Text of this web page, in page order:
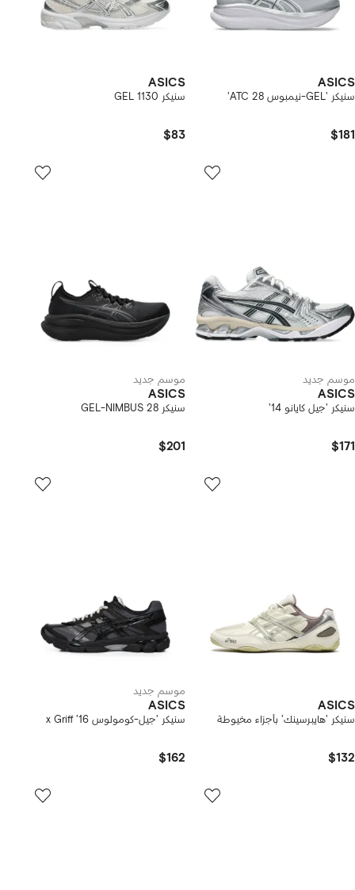
ASICS
سنيكر 'GEL-نيمبوس 28 ATC'
$181
ASICS
سنيكر GEL 1130
$83
موسم جديد
ASICS
سنيكر 'جيل كايانو 14'
$171
موسم جديد
ASICS
سنيكر GEL-NIMBUS 28
$201
ASICS
سنيكر 'هايبرسينك' بأجزاء مخيوطة
$132
موسم جديد
ASICS
سنيكر 'جيل-كومولوس 16' x Griff
$162